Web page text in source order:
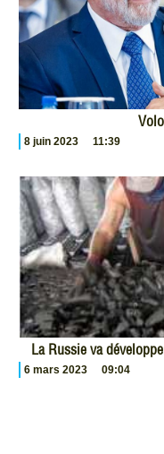
8 juin 2023 11:39
La Russie va
6 mars 2023 09:04